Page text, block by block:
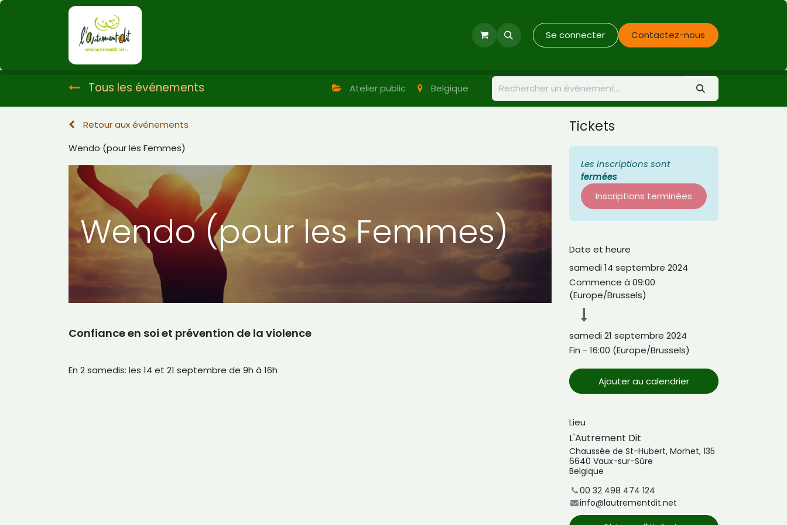
Se connecter Contactez-nous
Tous les événements Atelier public Belgique
Retour aux événements
Wendo (pour les Femmes)
Wendo (pour les Femmes)
Confiance en soi et prévention de la violence
En 2 samedis: les 14 et 21 septembre de 9h à 16h
Tickets
Les inscriptions sont
fermées
Inscriptions terminées
Date et heure
samedi 14 septembre 2024
Commence à 09:00
(Europe/Brussels)
samedi 21 septembre 2024
Fin - 16:00 (Europe/Brussels)
Ajouter au calendrier
Lieu
L'Autrement Dit
Chaussée de St-Hubert, Morhet, 135
6640 Vaux-sur-Sûre
Belgique
00 32 498 474 124
info@lautrementdit.net